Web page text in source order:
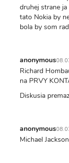
druhej strane
tato Nokia by
bola by som
anonymous
Richard
na PRVY
Diskusia
anonymous
Michael